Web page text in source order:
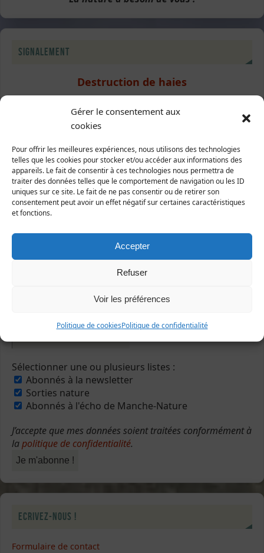
Gérer le consentement aux
cookies
Pour offrir les meilleures expériences, nous utilisons des technologies
telles que les cookies pour stocker et/ou accéder aux informations des
appareils. Le fait de consentir à ces technologies nous permettra de
traiter des données telles que le comportement de navigation ou les ID
uniques sur ce site. Le fait de ne pas consentir ou de retirer son
consentement peut avoir un effet négatif sur certaines caractéristiques
et fonctions.
Accepter
Refuser
Voir les préférences
Politique de cookiesPolitique de confidentialité
Signalement
Destruction de haies
Sur Facebook
Abonnez-vous à notre newsletter
Sélectionner une ou plusieurs listes :
Abonnés à la newsletter
Sorties nature
Abonnés à l'écho de Manche-Nature
J’accepte que mes données soient traitées conformément à
lapolitique de confidentialité.
Ecrivez-nous !
Formulaire de contact